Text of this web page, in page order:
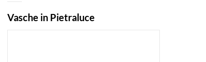
Vasche in Pietraluce